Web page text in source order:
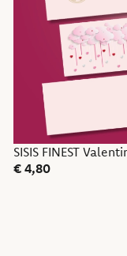
SISIS FINEST
€4,80